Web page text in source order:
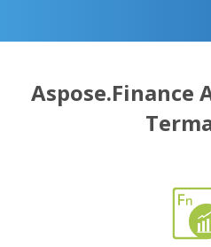
Aspose.Finance